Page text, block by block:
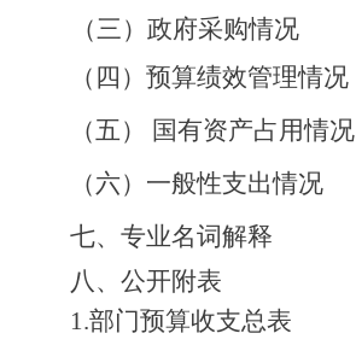
（三） 政府采购情况
（四）预算绩效管理情况
（五）
国有资产占用情况
（六）一般性支出情况
七、专业名词解释
八、公开附表
1.部门预算收支总表